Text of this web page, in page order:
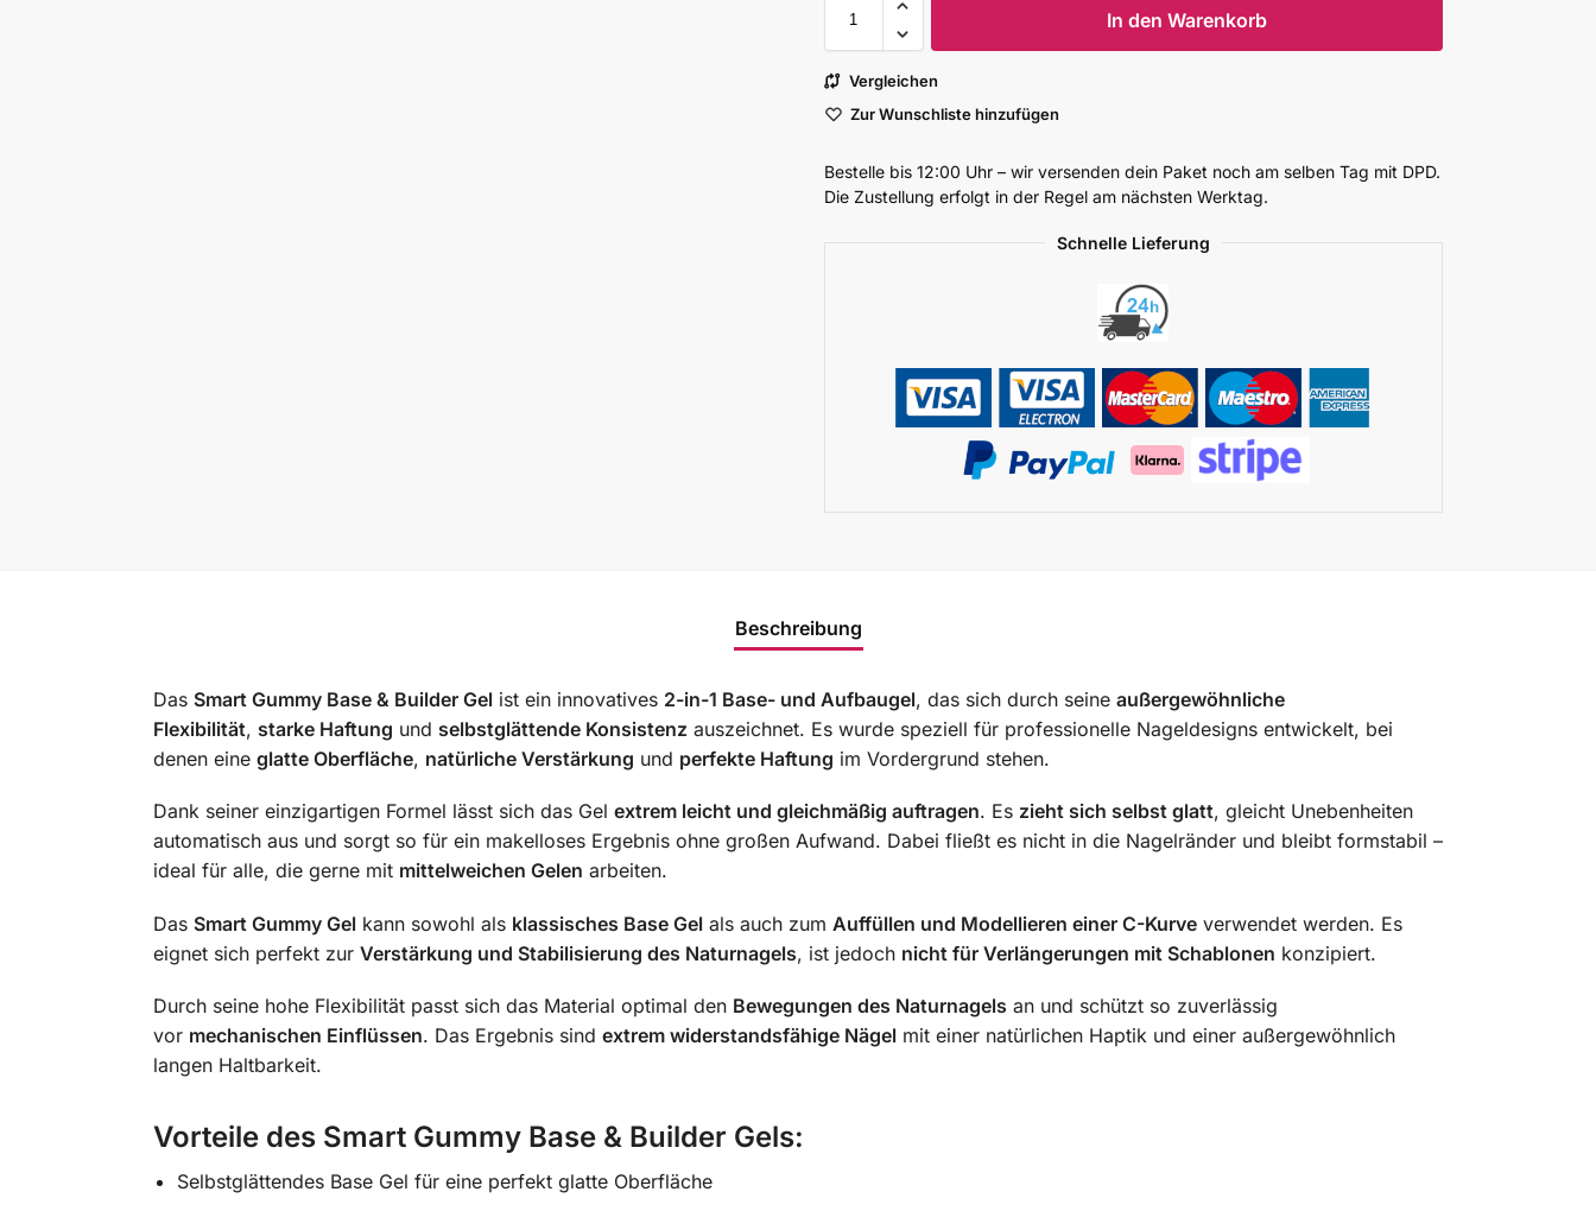
In den Warenkorb
Vergleichen
Zur Wunschliste hinzufügen
Bestelle bis 12:00 Uhr – wir versenden dein Paket noch am selben Tag mit DPD.
Die Zustellung erfolgt in der Regel am nächsten Werktag.
Schnelle Lieferung
Beschreibung
Das Smart Gummy Base & Builder Gelist ein innovatives 2-in-1 Base- und Aufbaugel, das sich durch seine außergewöhnliche
Flexibilität, starke Haftung und selbstglättende Konsistenz auszeichnet. Es wurde speziell für professionelle Nageldesigns entwickelt, bei
denen eine glatte Oberfläche, natürliche Verstärkung und perfekte Haftung im Vordergrund stehen.
Dank seiner einzigartigen Formel lässt sich das Gel extrem leicht und gleichmäßig auftragen. Es zieht sich selbst glatt, gleicht Unebenheiten
automatisch aus und sorgt so für ein makelloses Ergebnis ohne großen Aufwand. Dabei fließt es nicht in die Nagelränder und bleibt formstabil –
ideal für alle, die gerne mit mittelweichen Gelen arbeiten.
Das Smart Gummy Gelkann sowohl als klassisches Base Gelals auch zum Auffüllen und Modellieren einer C-Kurveverwendet werden. Es
eignet sich perfekt zur Verstärkung und Stabilisierung des Naturnagels, ist jedoch nicht für Verlängerungen mit Schablonen konzipiert.
Durch seine hohe Flexibilität passt sich das Material optimal den Bewegungen des Naturnagels an und schützt so zuverlässig
vor mechanischen Einflüssen. Das Ergebnis sind extrem widerstandsfähige Nägelmit einer natürlichen Haptik und einer außergewöhnlich
langen Haltbarkeit.
Vorteile des Smart Gummy Base & Builder Gels:
Selbstglättendes Base Gel für eine perfekt glatte Oberfläche